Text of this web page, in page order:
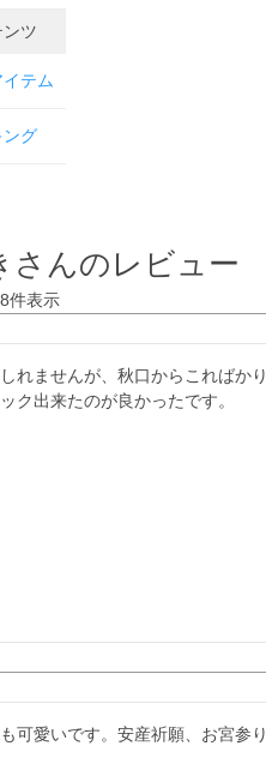
ンツ
テム
ング
さんのレビュー
8件表示
れませんが、秋口からこればか
ク出来たのが良かったです。
可愛いです。安産祈願、お宮参